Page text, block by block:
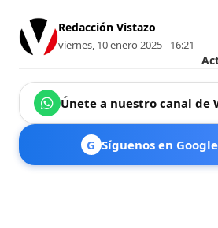
Redacción Vistazo
viernes, 10 enero 2025 - 16:21
Únete a nuestro canal de
G Síguenos en